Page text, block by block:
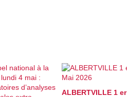
ALBERTVILLE 1 er